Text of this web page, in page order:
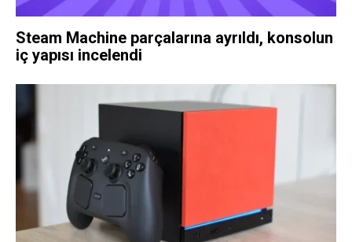
Steam Machine parçalarına ayrıldı, konsolun
iç yapısı incelendi